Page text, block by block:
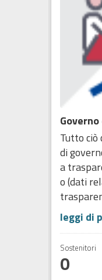
Tutto ciò
di
a
o (dati
leggi di
Sostenitori
0